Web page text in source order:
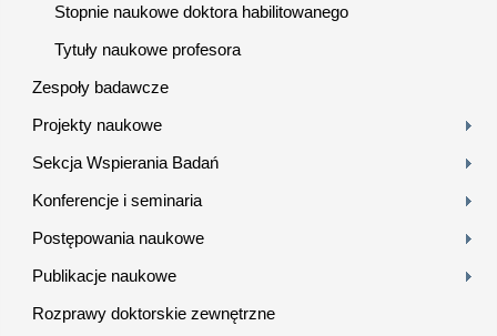
Stopnie naukowe doktora habilitowanego
Tytuły naukowe profesora
Zespoły badawcze
Projekty naukowe
Sekcja Wspierania Badań
Konferencje i seminaria
Postępowania naukowe
Publikacje naukowe
Rozprawy doktorskie zewnętrzne